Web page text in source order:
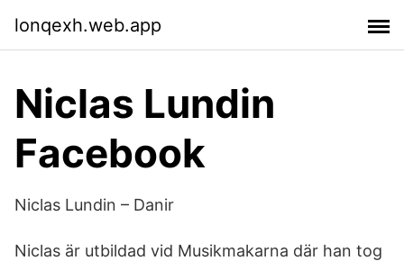
lonqexh.web.app
Niclas Lundin
Facebook
Niclas Lundin – Danir
Niclas är utbildad vid Musikmakarna där han tog